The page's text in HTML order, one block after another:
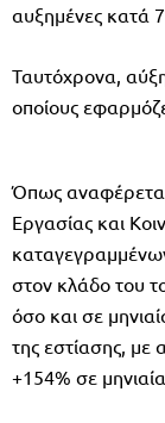
αυξημένες κατά
Ταυτόχρονα,
οποίους
Όπως
Εργασίας και
στον κλάδο του
όσο και σε
της εστίασης, με
+154% σε